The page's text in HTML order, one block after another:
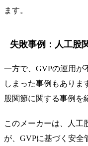
ます。
失敗事例：人工股
一方で、GVPの運用が
しまった事例もありま
股関節に関する事例を
このメーカーは、人工
が、GVPに基づく安全